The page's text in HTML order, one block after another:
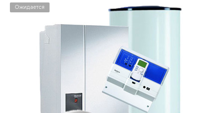
Ожидается